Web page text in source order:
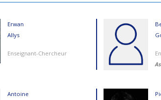
Erwan
Allys
Enseignant-Chercheur
Antoine